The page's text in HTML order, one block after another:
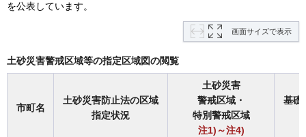
を公表しています。
画面サイズで表示
土砂災害警戒区域等の指定区域図の閲覧
市町名
土砂災害防止法の区域
指定状況
土砂災害
警戒区域・
特別警戒区域
注1)～注4)
基礎